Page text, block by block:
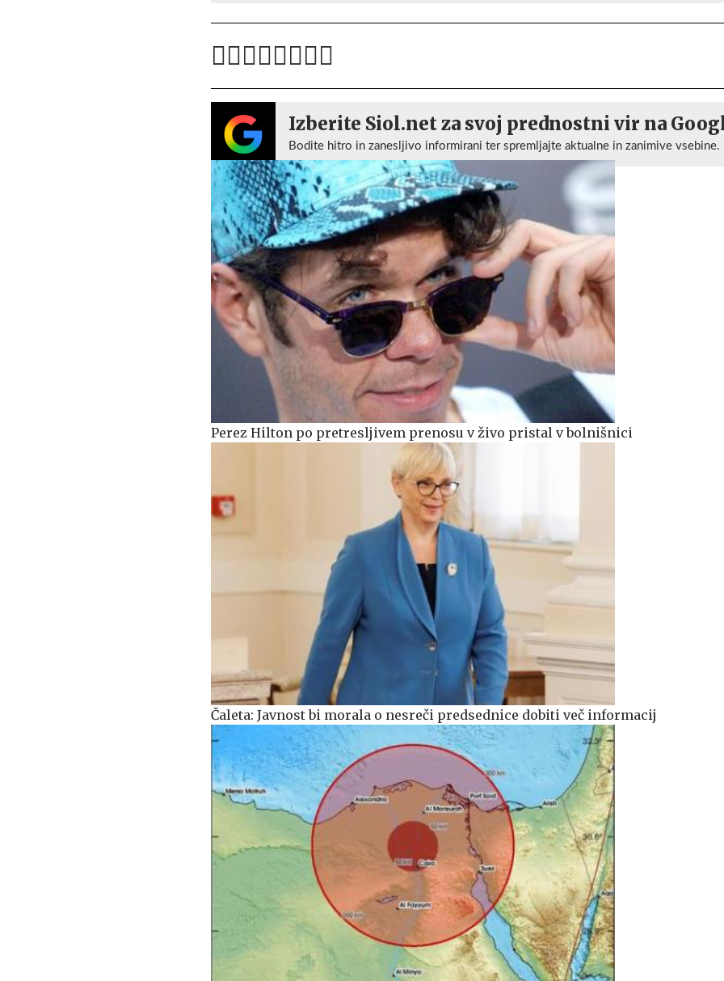
Izberite Siol.net za svoj prednostni vir na
Bodite hitro in zanesljivo informirani ter spremljajte aktualne in zanimive vsebine.
Perez Hilton po pretresljivem prenosu v živo pristal v bolnišnici
Čaleta: Javnost bi morala o nesreči predsednice dobiti več informacij